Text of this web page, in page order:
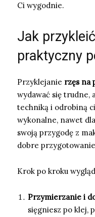
Ci wygodnie.
Jak
praktyczny
Przyklejanie rzęs na
wydawać się trudne,
techniką i odrobiną
wykonalne, nawet
swoją przygodę z
dobre
Krok po kroku
Przymierzanie i
sięgniesz po klej,